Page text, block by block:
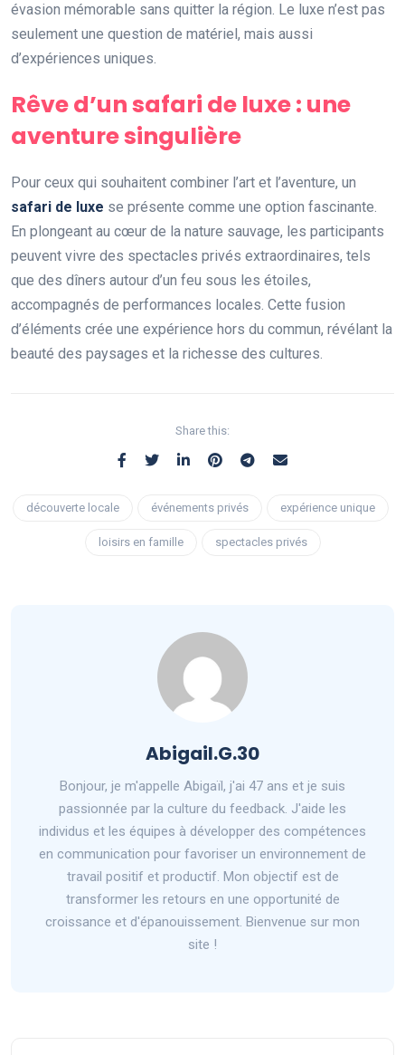
évasion mémorable sans quitter la région. Le luxe n’est pas
seulement une question de matériel, mais aussi
d’expériences uniques.
Rêve d’un safari de luxe : une
aventure singulière
Pour ceux qui souhaitent combiner l’art et l’aventure, un
safari de luxe se présente comme une option fascinante.
En plongeant au cœur de la nature sauvage, les participants
peuvent vivre des spectacles privés extraordinaires, tels
que des dîners autour d’un feu sous les étoiles,
accompagnés de performances locales. Cette fusion
d’éléments crée une expérience hors du commun, révélant la
beauté des paysages et la richesse des cultures.
Share this:
découverte locale événements privés expérience unique
loisirs en famille spectacles privés
Abigail.G.30
Bonjour, je m'appelle Abigaïl, j'ai 47 ans et je suis
passionnée par la culture du feedback. J'aide les
individus et les équipes à développer des compétences
en communication pour favoriser un environnement de
travail positif et productif. Mon objectif est de
transformer les retours en une opportunité de
croissance et d'épanouissement. Bienvenue sur mon
site !